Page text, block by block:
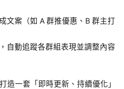
文案（如 A 群推優惠、B 群主打
自動追蹤各群組表現並調整內容
造一套「即時更新、持續優化」